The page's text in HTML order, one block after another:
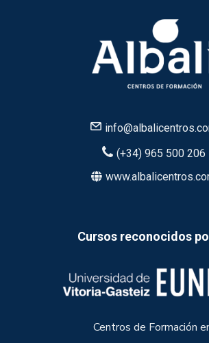
(+34) 965 500 206
Cursos reconocidos
Centros de Formación